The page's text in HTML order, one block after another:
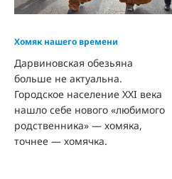
Хомяк нашего времени
Дарвиновская обезьяна
больше не актуальна.
Городское население XXI века
нашло себе нового «любимого
родственника» — хомяка,
точнее — хомячка.